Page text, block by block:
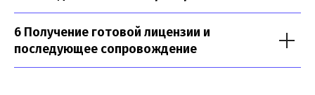
6 Получение готовой лицензии и
последующее сопровождение